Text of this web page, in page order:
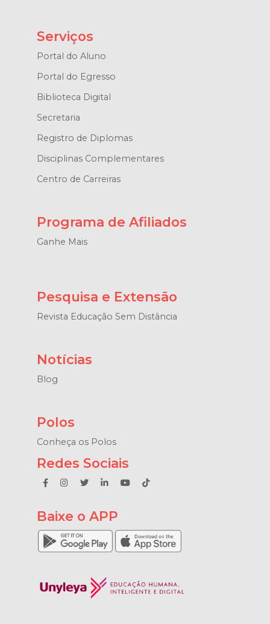
Serviços
Portal do Aluno
Portal do Egresso
Biblioteca Digital
Secretaria
Registro de Diplomas
Disciplinas Complementares
Centro de Carreiras
Programa de Afiliados
Ganhe Mais
Pesquisa e Extensão
Revista Educação Sem Distância
Notícias
Blog
Polos
Conheça os Polos
Redes Sociais
Baixe o APP